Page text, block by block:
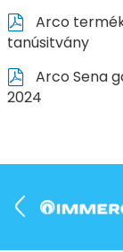
Arco
tanúsitvány
Arco Sena
2024